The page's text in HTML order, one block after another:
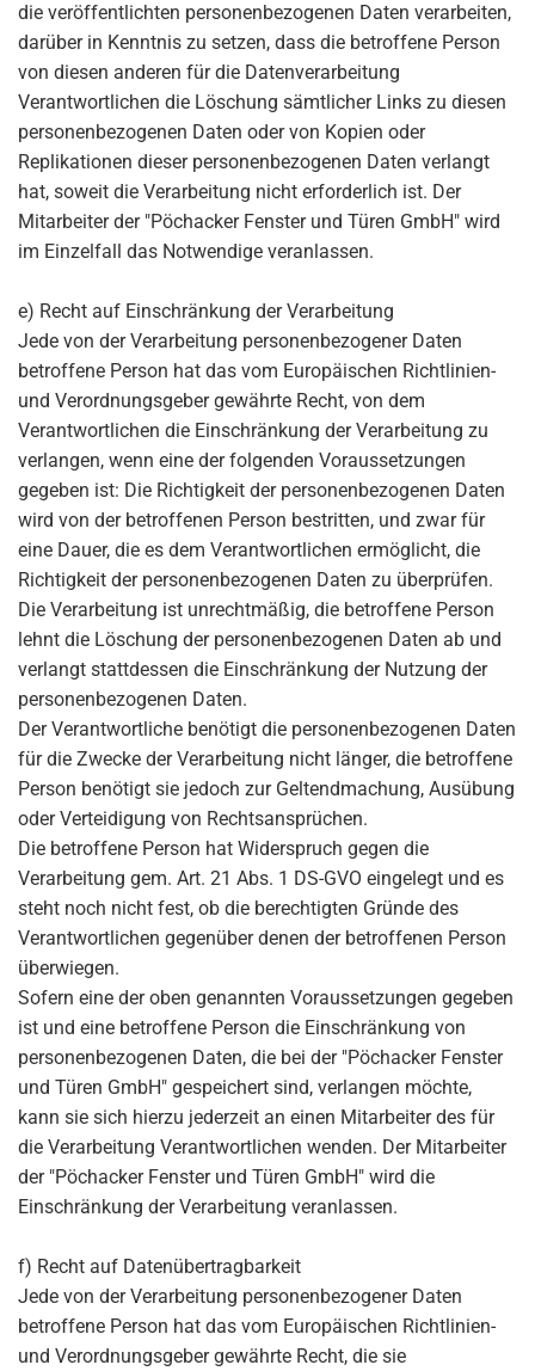
die veröffentlichten personenbezogenen Daten verarbeiten,
darüber in Kenntnis zu setzen, dass die betroffene Person
von diesen anderen für die Datenverarbeitung
Verantwortlichen die Löschung sämtlicher Links zu diesen
personenbezogenen Daten oder von Kopien oder
Replikationen dieser personenbezogenen Daten verlangt
hat, soweit die Verarbeitung nicht erforderlich ist. Der
Mitarbeiter der "Pöchacker Fenster und Türen GmbH" wird
im Einzelfall das Notwendige veranlassen.
e) Recht auf Einschränkung der Verarbeitung
Jede von der Verarbeitung personenbezogener Daten
betroffene Person hat das vom Europäischen Richtlinien-
und Verordnungsgeber gewährte Recht, von dem
Verantwortlichen die Einschränkung der Verarbeitung zu
verlangen, wenn eine der folgenden Voraussetzungen
gegeben ist: Die Richtigkeit der personenbezogenen Daten
wird von der betroffenen Person bestritten, und zwar für
eine Dauer, die es dem Verantwortlichen ermöglicht, die
Richtigkeit der personenbezogenen Daten zu überprüfen.
Die Verarbeitung ist unrechtmäßig, die betroffene Person
lehnt die Löschung der personenbezogenen Daten ab und
verlangt stattdessen die Einschränkung der Nutzung der
personenbezogenen Daten.
Der Verantwortliche benötigt die personenbezogenen Daten
für die Zwecke der Verarbeitung nicht länger, die betroffene
Person benötigt sie jedoch zur Geltendmachung, Ausübung
oder Verteidigung von Rechtsansprüchen.
Die betroffene Person hat Widerspruch gegen die
Verarbeitung gem. Art. 21 Abs. 1 DS-GVO eingelegt und es
steht noch nicht fest, ob die berechtigten Gründe des
Verantwortlichen gegenüber denen der betroffenen Person
überwiegen.
Sofern eine der oben genannten Voraussetzungen gegeben
ist und eine betroffene Person die Einschränkung von
personenbezogenen Daten, die bei der "Pöchacker Fenster
und Türen GmbH" gespeichert sind, verlangen möchte,
kann sie sich hierzu jederzeit an einen Mitarbeiter des für
die Verarbeitung Verantwortlichen wenden. Der Mitarbeiter
der "Pöchacker Fenster und Türen GmbH" wird die
Einschränkung der Verarbeitung veranlassen.
f) Recht auf Datenübertragbarkeit
Jede von der Verarbeitung personenbezogener Daten
betroffene Person hat das vom Europäischen Richtlinien-
und Verordnungsgeber gewährte Recht, die sie